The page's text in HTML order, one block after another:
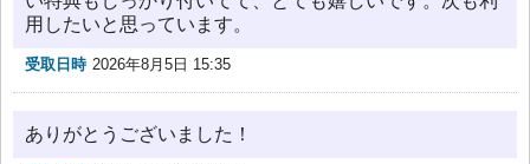
用したいと思っています。
受取日時 2026年8月5日 15:35
ありがとうございました！